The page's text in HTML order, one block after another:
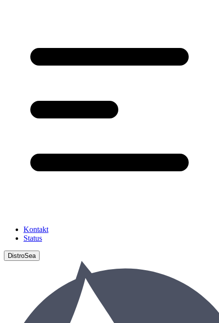
Kontakt
Status
DistroSea